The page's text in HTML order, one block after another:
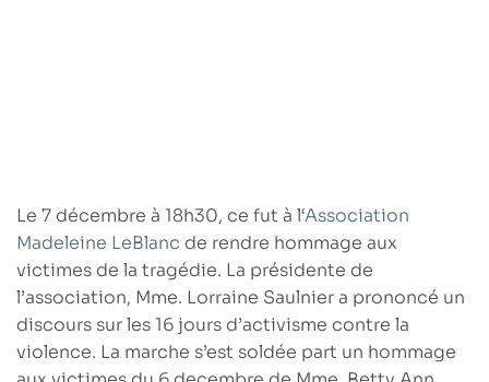
Le 7 décembre à 18h30, ce fut à l‘Association
Madeleine LeBlanc de rendre hommage aux
victimes de la tragédie. La présidente de
l’association, Mme. Lorraine Saulniera prononcé un
discours sur les 16 jours d’activisme contre la
violence. La marche s’est soldée part un hommage